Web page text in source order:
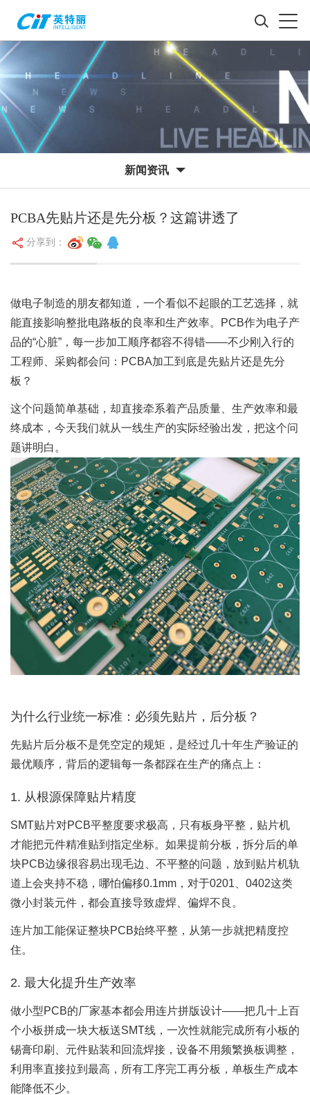
新闻资讯
PCBA先贴片还是先分板？这篇讲透了
分享到：
做电子制造的朋友都知道，一个看似不起眼的工艺选择，就
能直接影响整批电路板的良率和生产效率。PCB作为电子产
品的“心脏”，每一步加工顺序都容不得错——不少刚入行的
工程师、采购都会问：PCBA加工到底是先贴片还是先分
板？
这个问题简单基础，却直接牵系着产品质量、生产效率和最
终成本，今天我们就从一线生产的实际经验出发，把这个问
题讲明白。
为什么行业统一标准：必须先贴片，后分板？
先贴片后分板不是凭空定的规矩，是经过几十年生产验证的
最优顺序，背后的逻辑每一条都踩在生产的痛点上：
1. 从根源保障贴片精度
SMT贴片对PCB平整度要求极高，只有板身平整，贴片机
才能把元件精准贴到指定坐标。如果提前分板，拆分后的单
块PCB边缘很容易出现毛边、不平整的问题，放到贴片机轨
道上会夹持不稳，哪怕偏移0.1mm，对于0201、0402这类
微小封装元件，都会直接导致虚焊、偏焊不良。
连片加工能保证整块PCB始终平整，从第一步就把精度控
住。
2. 最大化提升生产效率
做小型PCB的厂家基本都会用连片拼版设计——把几十上百
个小板拼成一块大板送SMT线，一次性就能完成所有小板的
锡膏印刷、元件贴装和回流焊接，设备不用频繁换板调整，
利用率直接拉到最高，所有工序完工再分板，单板生产成本
能降低不少。